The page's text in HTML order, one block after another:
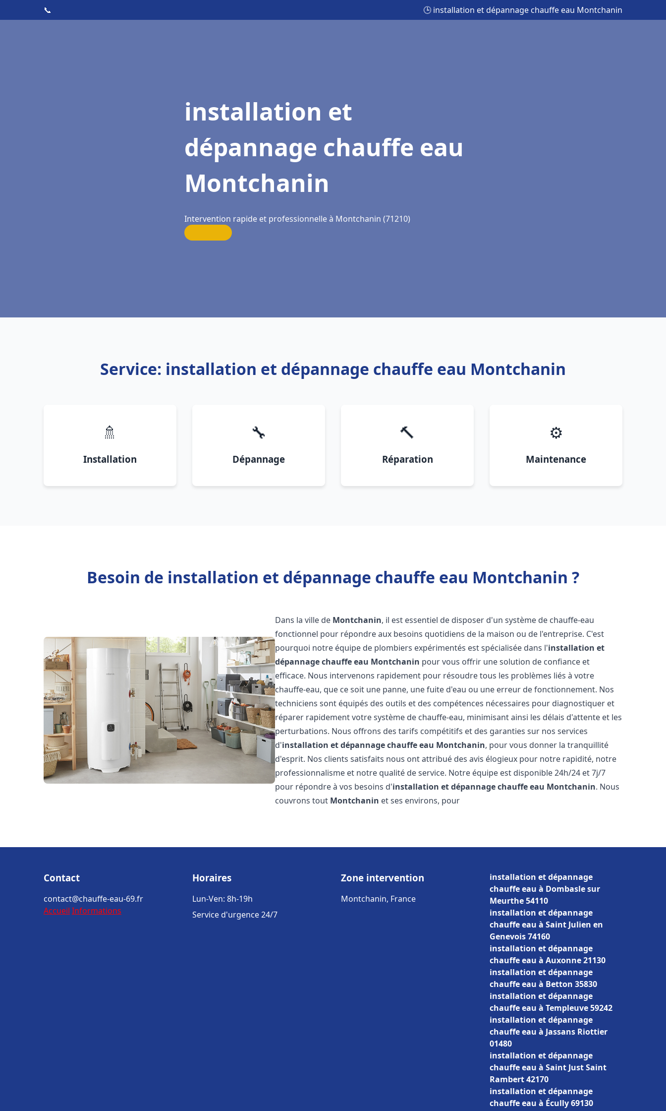
📞 🕒 installation et dépannage chauffe eau Montchanin
installation et
dépannage chauffe eau
Montchanin
Intervention rapide et professionnelle à Montchanin (71210)
Service: installation et dépannage chauffe eau Montchanin
🚿
Installation
🔧
Dépannage
🔨
Réparation
⚙️
Maintenance
Besoin de installation et dépannage chauffe eau Montchanin ?
Dans la ville de Montchanin, il est essentiel de disposer d'un système de chauffe-eau
fonctionnel pour répondre aux besoins quotidiens de la maison ou de l'entreprise. C'est
pourquoi notre équipe de plombiers expérimentés est spécialisée dans l'installation et
dépannage chauffe eau Montchanin pour vous offrir une solution de confiance et
efficace. Nous intervenons rapidement pour résoudre tous les problèmes liés à votre
chauffe-eau, que ce soit une panne, une fuite d'eau ou une erreur de fonctionnement. Nos
techniciens sont équipés des outils et des compétences nécessaires pour diagnostiquer et
réparer rapidement votre système de chauffe-eau, minimisant ainsi les délais d'attente et les
perturbations. Nous offrons des tarifs compétitifs et des garanties sur nos services
d'installation et dépannage chauffe eau Montchanin, pour vous donner la tranquillité
d'esprit. Nos clients satisfaits nous ont attribué des avis élogieux pour notre rapidité, notre
professionnalisme et notre qualité de service. Notre équipe est disponible 24h/24 et 7j/7
pour répondre à vos besoins d'installation et dépannage chauffe eau Montchanin. Nous
couvrons tout Montchanin et ses environs, pour
Contact
contact@chauffe-eau-69.fr
Accueil Informations
Horaires
Lun-Ven: 8h-19h
Service d'urgence 24/7
Zone intervention
Montchanin, France
installation et dépannage
chauffe eau à Dombasle sur
Meurthe 54110
installation et dépannage
chauffe eau à Saint Julien en
Genevois 74160
installation et dépannage
chauffe eau à Auxonne 21130
installation et dépannage
chauffe eau à Betton 35830
installation et dépannage
chauffe eau à Templeuve 59242
installation et dépannage
chauffe eau à Jassans Riottier
01480
installation et dépannage
chauffe eau à Saint Just Saint
Rambert 42170
installation et dépannage
chauffe eau à Écully 69130